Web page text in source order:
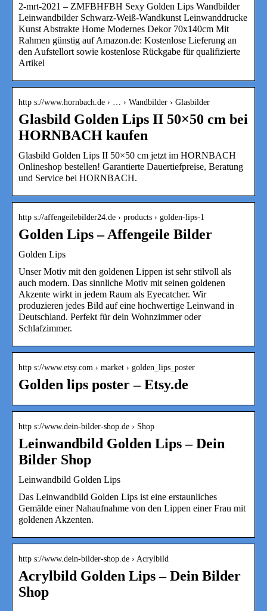
2-mrt-2021 – ZMFBHFBH Sexy Golden Lips Wandbilder
Leinwandbilder Schwarz-Weiß-Wandkunst Leinwanddrucke
Kunst Abstrakte Home Modernes Dekor 70x140cm Mit
Rahmen günstig auf Amazon.de: Kostenlose Lieferung an
den Aufstellort sowie kostenlose Rückgabe für qualifizierte
Artikel
http s://www.hornbach.de › … › Wandbilder › Glasbilder
Glasbild Golden Lips II 50×50 cm bei
HORNBACH kaufen
Glasbild Golden Lips II 50×50 cm jetzt im HORNBACH
Onlineshop bestellen! Garantierte Dauertiefpreise, Beratung
und Service bei HORNBACH.
http s://affengeilebilder24.de › products › golden-lips-1
Golden Lips – Affengeile Bilder
Golden Lips
Unser Motiv mit den goldenen Lippen ist sehr stilvoll als
auch modern. Das sinnliche Motiv mit seinen goldenen
Akzente wirkt in jedem Raum als Eyecatcher. Wir
produzieren jedes Bild auf eine hochwertige Leinwand in
Deutschland. Perfekt für dein Wohnzimmer oder
Schlafzimmer.
http s://www.etsy.com › market › golden_lips_poster
Golden lips poster – Etsy.de
http s://www.dein-bilder-shop.de › Shop
Leinwandbild Golden Lips – Dein
Bilder Shop
Leinwandbild Golden Lips
Das Leinwandbild Golden Lips ist eine erstaunliches
Gemälde einer Nahaufnahme von den Lippen einer Frau mit
goldenen Akzenten.
http s://www.dein-bilder-shop.de › Acrylbild
Acrylbild Golden Lips – Dein Bilder
Shop